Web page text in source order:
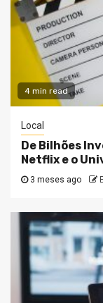
4 min read
Local
De Bilhões
Netflix e o
3 meses ago